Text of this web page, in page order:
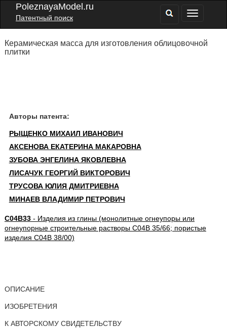
PoleznayaModel.ru
Патентный поиск
Керамическая масса для изготовления облицовочной
плитки
Авторы патента:
РЫЩЕНКО МИХАИЛ ИВАНОВИЧ
АКСЕНОВА ЕКАТЕРИНА МАКАРОВНА
ЗУБОВА ЭНГЕЛИНА ЯКОВЛЕВНА
ЛИСАЧУК ГЕОРГИЙ ВИКТОРОВИЧ
ТРУСОВА ЮЛИЯ ДМИТРИЕВНА
МИНАЕВ ВЛАДИМИР ПЕТРОВИЧ
C04B33- Изделия из глины (монолитные огнеупоры или
огнеупорные строительные растворы C04B 35/66; пористые
изделия C04B 38/00)
ОПИСАНИЕ
ИЗОБРЕТЕНИЯ
К АВТОРСКОМУ СВИДЕТЕЛЬСТВУ